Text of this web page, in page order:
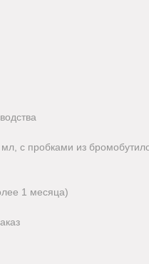
с пробками из
1 месяца)